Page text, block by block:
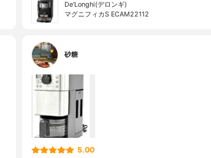
De'Longhi(デロンギ)
マグニフィカS ECAM22112
砂糖
5.00